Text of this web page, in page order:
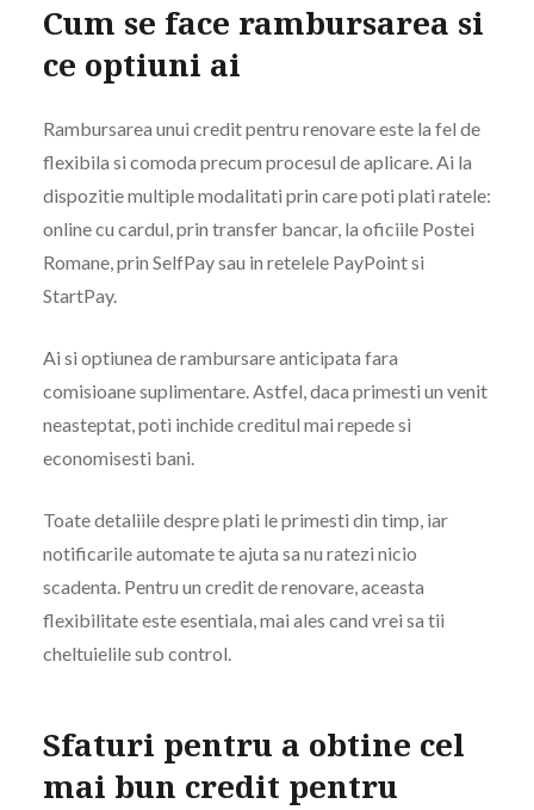
Cum se face rambursarea si
ce optiuni ai
Rambursarea unui credit pentru renovare este la fel de
flexibila si comoda precum procesul de aplicare. Ai la
dispozitie multiple modalitati prin care poti plati ratele:
online cu cardul, prin transfer bancar, la oficiile Postei
Romane, prin SelfPay sau in retelele PayPoint si
StartPay.
Ai si optiunea de rambursare anticipata fara
comisioane suplimentare. Astfel, daca primesti un venit
neasteptat, poti inchide creditul mai repede si
economisesti bani.
Toate detaliile despre plati le primesti din timp, iar
notificarile automate te ajuta sa nu ratezi nicio
scadenta. Pentru un credit de renovare, aceasta
flexibilitate este esentiala, mai ales cand vrei sa tii
cheltuielile sub control.
Sfaturi pentru a obtine cel
mai bun credit pentru